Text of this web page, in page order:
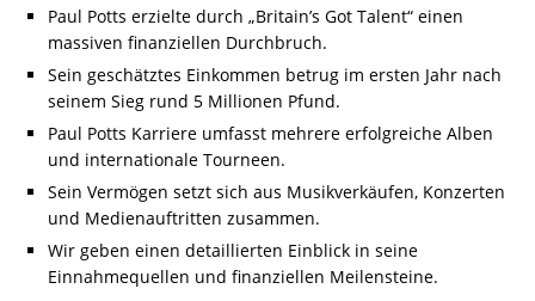
Paul Potts erzielte durch „Britain’s Got Talent“ einen
massiven finanziellen Durchbruch.
Sein geschätztes Einkommen betrug im ersten Jahr nach
seinem Sieg rund 5 Millionen Pfund.
Paul Potts Karriere umfasst mehrere erfolgreiche Alben
und internationale Tourneen.
Sein Vermögen setzt sich aus Musikverkäufen, Konzerten
und Medienauftritten zusammen.
Wir geben einen detaillierten Einblick in seine
Einnahmequellen und finanziellen Meilensteine.